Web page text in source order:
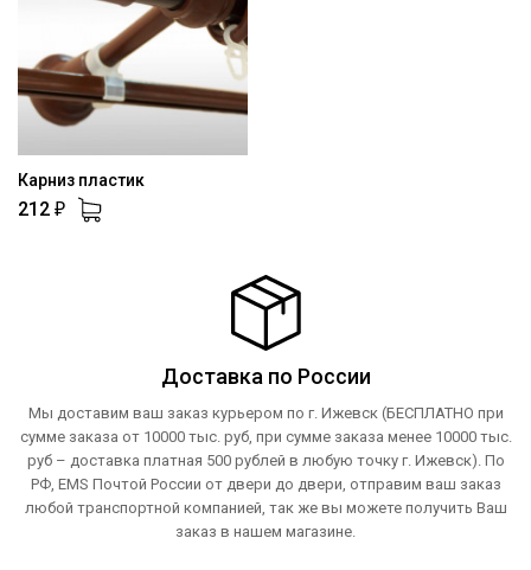
Карниз пластик
212 ₽
Доставка по России
Мы доставим ваш заказ курьером по г. Ижевск (БЕСПЛАТНО при
сумме заказа от 10000 тыс. руб, при сумме заказа менее 10000 тыс.
руб – доставка платная 500 рублей в любую точку г. Ижевск). По
РФ, EMS Почтой России от двери до двери, отправим ваш заказ
любой транспортной компанией, так же вы можете получить Ваш
заказ в нашем магазине.